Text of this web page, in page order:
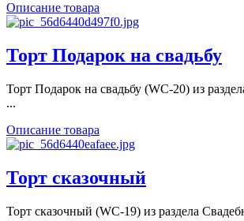
Описание товара
Торт Подарок на свадьбу
Торт Подарок на свадьбу (WC-20) из
...
Описание товара
Торт сказочный
Торт сказочный (WC-19) из раздела